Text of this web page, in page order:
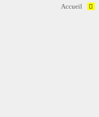
Accueil